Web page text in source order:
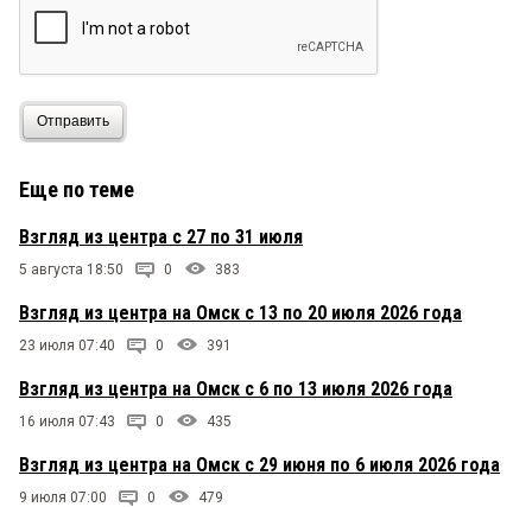
Отправить
Еще по теме
Взгляд из центра с 27 по 31 июля
5 августа 18:50 0 383
Взгляд из центра на Омск с 13 по 20 июля 2026 года
23 июля 07:40 0 391
Взгляд из центра на Омск с 6 по 13 июля 2026 года
16 июля 07:43 0 435
Взгляд из центра на Омск с 29 июня по 6 июля 2026 года
9 июля 07:00 0 479